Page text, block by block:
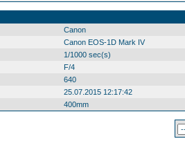
Canon
Canon EOS-1D Mark IV
1/1000 sec(s)
F/4
640
25.07.2015 12:17:42
400mm